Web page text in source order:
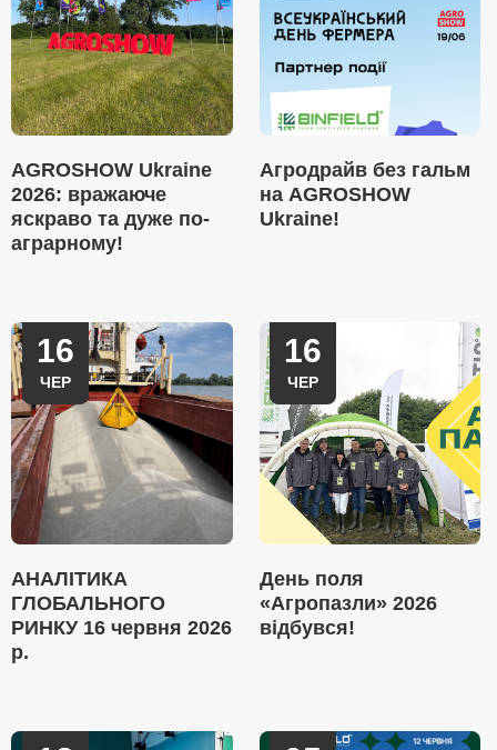
AGROSHOW Ukraine
2026: вражаюче
яскраво та дуже по-
аграрному!
Агродрайв без гальм
на AGROSHOW
Ukraine!
16
ЧЕР
АНАЛІТИКА
ГЛОБАЛЬНОГО
РИНКУ 16 червня 2026
р.
16
ЧЕР
День поля
«Агропазли» 2026
відбувся!